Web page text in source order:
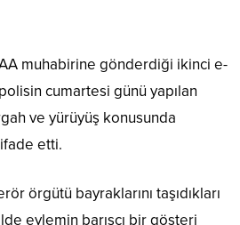
muhabirine gönderdiği ikinci e-
cumartesi günü yapılan
ve yürüyüş konusunda
etti.
örgütü bayraklarını taşıdıkları
eylemin barışçı bir gösteri